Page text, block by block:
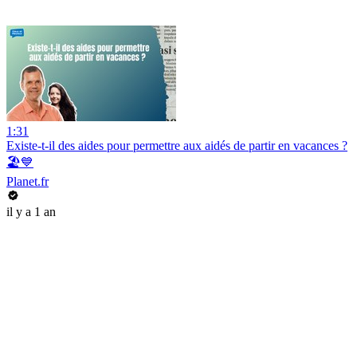
1:31
Existe-t-il des aides pour permettre aux aidés de partir en vacances ?
🏖️💙
Planet.fr
il y a 1 an